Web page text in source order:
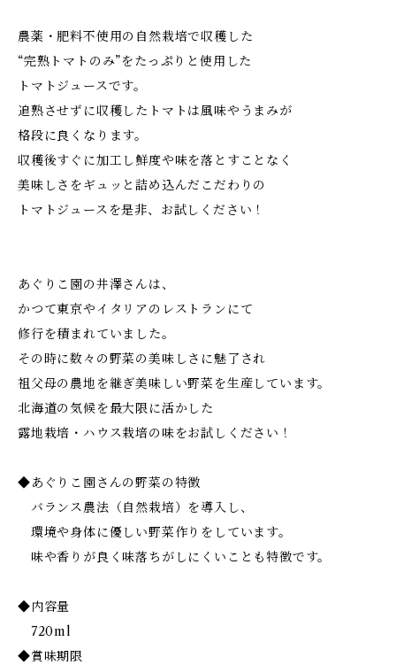
農薬・肥料不使用の自然栽培で収穫した
“完熟トマトのみ”をたっぷりと使用した
トマトジュースです。
追熟させずに収穫したトマトは風味やうまみが
格段に良くなります。
収穫後すぐに加工し鮮度や味を落とすことなく
美味しさをギュッと詰め込んだこだわりの
トマトジュースを是非、お試しください！
あぐりこ園の井澤さんは、
かつて東京やイタリアのレストランにて
修行を積まれていました。
その時に数々の野菜の美味しさに魅了され
祖父母の農地を継ぎ美味しい野菜を生産しています。
北海道の気候を最大限に活かした
露地栽培・ハウス栽培の味をお試しください！
◆あぐりこ園さんの野菜の特徴
バランス農法（自然栽培）を導入し、
環境や身体に優しい野菜作りをしています。
味や香りが良く味落ちがしにくいことも特徴です。
◆内容量
720ml
◆賞味期限